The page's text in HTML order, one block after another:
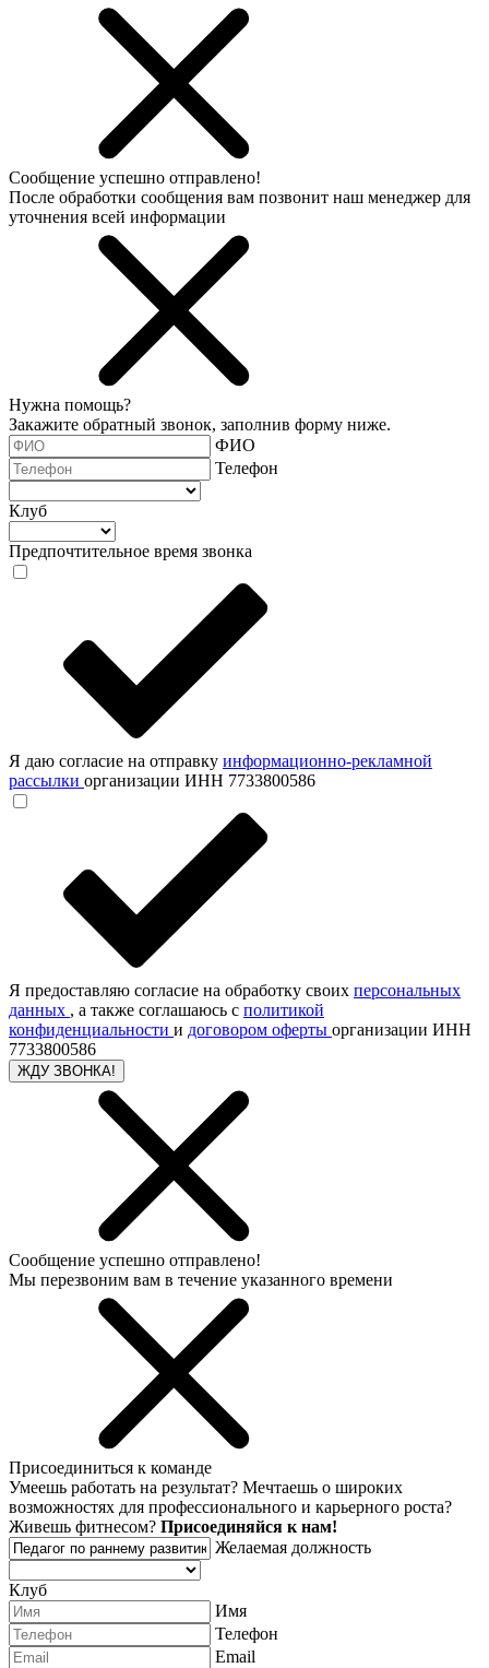
Сообщение успешно отправлено!
После обработки сообщения вам позвонит наш менеджер для
уточнения всей информации
Нужна помощь?
Закажите обратный звонок, заполнив форму ниже.
ФИО
Телефон
Клуб
Предпочтительное время звонка
Я даю согласие на отправку информационно-рекламной
рассылки организации ИНН 7733800586
Я предоставляю согласие на обработку своих персональных
данных , а также соглашаюсь с политикой
конфиденциальности и договором оферты организации ИНН
7733800586
ЖДУ ЗВОНКА!
Сообщение успешно отправлено!
Мы перезвоним вам в течение указанного времени
Присоединиться к команде
Умеешь работать на результат? Мечтаешь о широких
возможностях для профессионального и карьерного роста?
Живешь фитнесом? Присоединяйся к нам!
Желаемая должность
Клуб
Имя
Телефон
Email